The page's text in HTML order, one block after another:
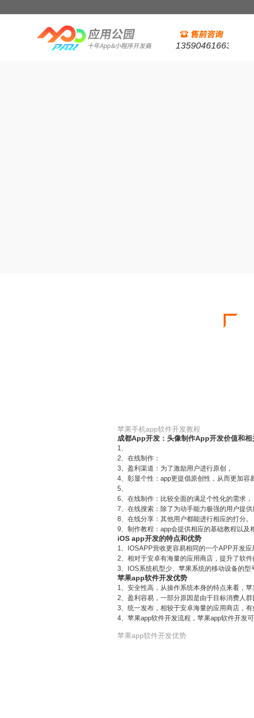
13590461663
苹果手机app软件开发教程
成都App开发：头像制作App开发价值和相
1、
2、在线制作：
3、盈利渠道：为了激励用户进行原创，
4、彰显个性：app更提倡原创性，从而更加容
5、
6、在线制作：比较全面的满足个性化的需求，
7、在线搜索：除了为动手能力极强的用户提供
8、在线分享：其他用户都能进行相应的打分。
9、制作教程：app会提供相应的基础教程以及
iOS app开发的特点和优势
1、IOSAPP营收更容易相同的一个APP开发
2、相对于安卓有海量的应用商店，提升了软
3、IOS系统机型少、苹果系统的移动设备的
苹果app软件开发优势
1、安全性高，从操作系统本身的特点来看，
2、盈利容易，一部分原因是由于目标消费人群
3、统一发布，相较于安卓海量的应用商店，
4、苹果app软件开发流程，苹果app软件开发
苹果app软件开发优势